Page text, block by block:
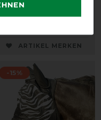
Professional
20,90 €
ARTIKEL MERKEN
-15%